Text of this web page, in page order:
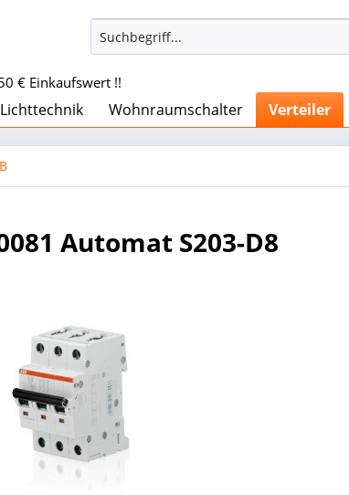
€ Einkaufswert !!
Lichttechnik Wohnraumschalter Verteiler
Automat S203-D8